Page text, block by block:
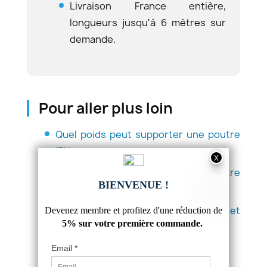
Livraison France entière,
longueurs jusqu'à 6 mètres sur
demande.
Pour aller plus loin
Quel poids peut supporter une poutre
IPN
Comment dimensionner votre poutre
Poutre IPN : définition, dimensions et
usages
Quelle poutre IPN pour 5 m